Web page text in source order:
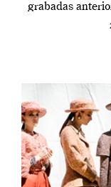
grabadas